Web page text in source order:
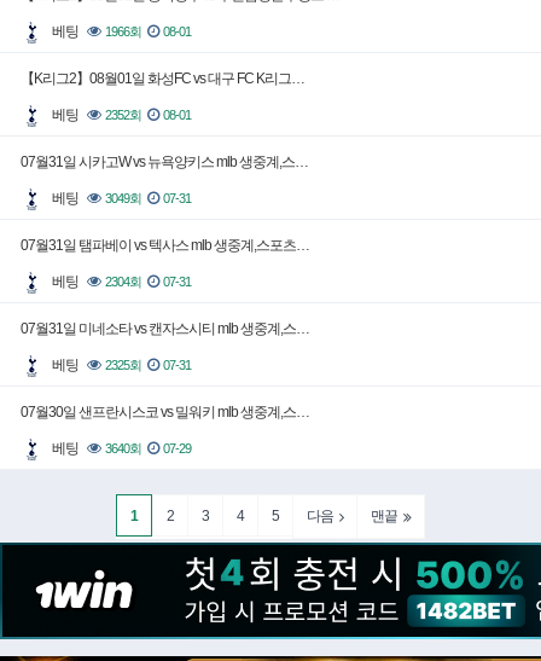
베팅 1966회 08-01
【K리그2】08월01일 화성FC vs 대구 FC K리그…
베팅 2352회 08-01
07월31일 시카고W vs 뉴욕양키스 mlb 생중계,스…
베팅 3049회 07-31
07월31일 탬파베이 vs 텍사스 mlb 생중계,스포츠…
베팅 2304회 07-31
07월31일 미네소타 vs 캔자스시티 mlb 생중계,스…
베팅 2325회 07-31
07월30일 샌프란시스코 vs 밀워키 mlb 생중계,스…
베팅 3640회 07-29
1 2 3 4 5 다음 맨끝